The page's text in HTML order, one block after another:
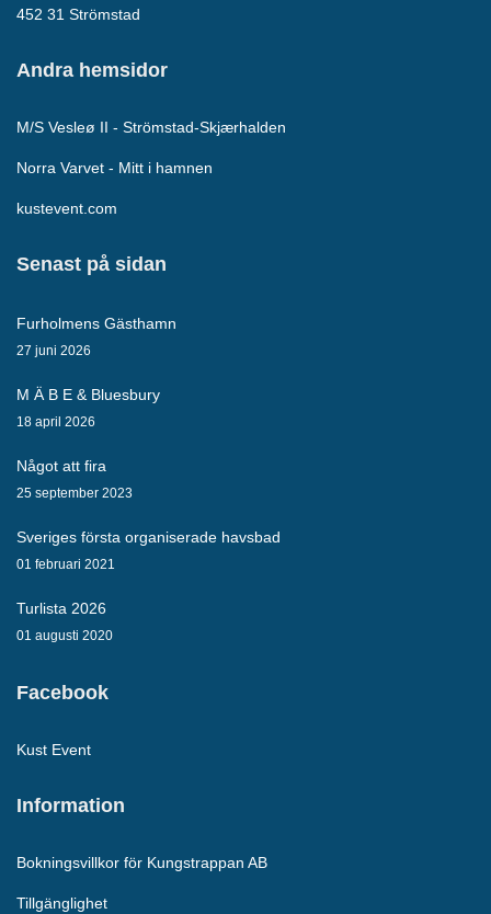
452 31 Strömstad
Andra hemsidor
M/S Vesleø II - Strömstad-Skjærhalden
Norra Varvet - Mitt i hamnen
kustevent.com
Senast på sidan
Furholmens Gästhamn
27 juni 2026
M Ä B E & Bluesbury
18 april 2026
Något att fira
25 september 2023
Sveriges första organiserade havsbad
01 februari 2021
Turlista 2026
01 augusti 2020
Facebook
Kust Event
Information
Bokningsvillkor för Kungstrappan AB
Tillgänglighet